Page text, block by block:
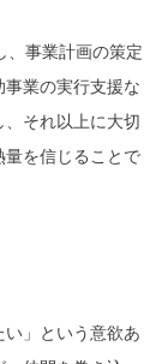
、事業計画の策定
業の実行支援な
それ以上に大切
量を信じることで
」という意欲あ